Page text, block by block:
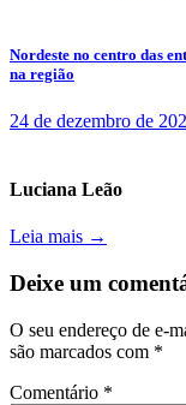
Nordeste no centro das
na região
24 de dezembro de
Luciana Leão
Leia mais →
Deixe um
O seu endereço de e-
são marcados com *
Comentário *